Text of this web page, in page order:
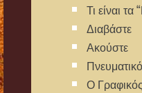
Τι είναι
Διαβάστε
Ακούστε
Ο